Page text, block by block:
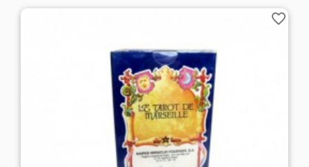
favorite_border